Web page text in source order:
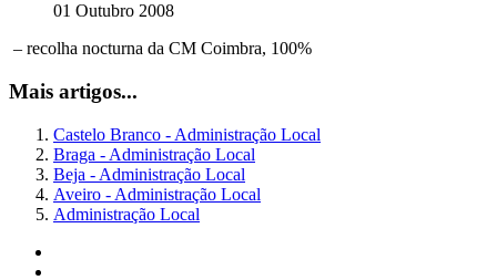
01 Outubro 2008
– recolha nocturna da CM Coimbra, 100%
Mais artigos...
Castelo Branco - Administração Local
Braga - Administração Local
Beja - Administração Local
Aveiro - Administração Local
Administração Local